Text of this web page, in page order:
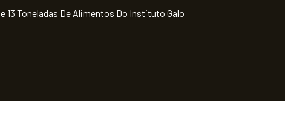
13 Toneladas De Alimentos Do Instituto Galo